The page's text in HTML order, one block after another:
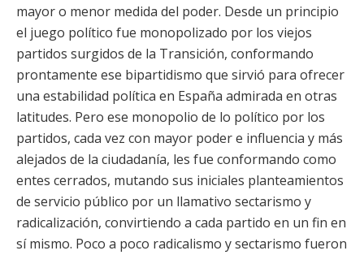
mayor o menor medida del poder. Desde un principio
el juego político fue monopolizado por los viejos
partidos surgidos de la Transición, conformando
prontamente ese bipartidismo que sirvió para ofrecer
una estabilidad política en España admirada en otras
latitudes. Pero ese monopolio de lo político por los
partidos, cada vez con mayor poder e influencia y más
alejados de la ciudadanía, les fue conformando como
entes cerrados, mutando sus iniciales planteamientos
de servicio público por un llamativo sectarismo y
radicalización, convirtiendo a cada partido en un fin en
sí mismo. Poco a poco radicalismo y sectarismo fueron